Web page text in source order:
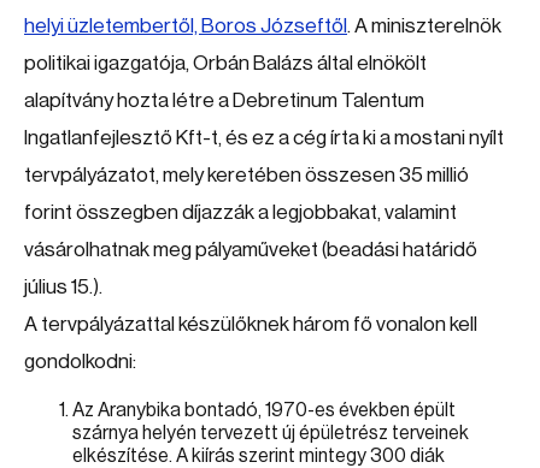
helyi üzletembertől, Boros Józseftől . A miniszterelnök
politikai igazgatója, Orbán Balázs által elnökölt
alapítvány hozta létre a Debretinum Talentum
Ingatlanfejlesztő Kft-t, és ez a cég írta ki a mostani nyílt
tervpályázatot, mely keretében összesen 35 millió
forint összegben díjazzák a legjobbakat, valamint
vásárolhatnak meg pályaműveket (beadási határidő
július 15.).
A tervpályázattal készülőknek három fő vonalon kell
gondolkodni:
Az Aranybika bontadó, 1970-es években épült
szárnya helyén tervezett új épületrész terveinek
elkészítése. A kiírás szerint mintegy 300 diák